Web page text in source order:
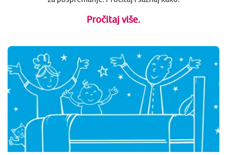
Pročitaj više.